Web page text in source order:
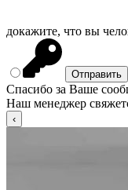
докажите, что вы
Спасибо за Ваше
Наш менеджер